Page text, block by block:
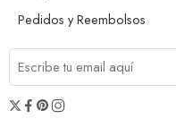
Pedidos y Reembolsos